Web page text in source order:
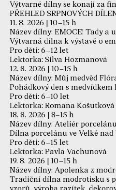
Výtvarné dílny se konají za
PŘEHLED SRPNOVÝCH
11. 8. 2026 | 10–15 h
Název dílny: EMOCE! Tady a
Výtvarná dílna k výstavě o
Pro děti: 6–12 let
Lektorka: Silva Hozmanová
12. 8. 2026 | 10–15 h
Název dílny: Můj medvěd
Pohádkový den s
Pro děti: 6–10 let
Lektorka: Romana Košutková
18. 8. 2026 | 8–15 h
Název dílny: Ateliér
Dílna porcelánu ve Velké
Pro děti: 6–15 let
Lektorka: Pavla Vachunová
19. 8. 2026 | 10–15 h
Název dílny: Apolenka z
Tradiční dílna modrotisku s